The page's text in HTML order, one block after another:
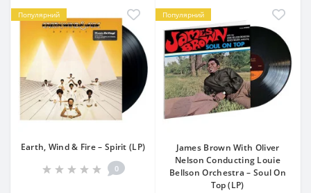
Популярний
Earth, Wind & Fire – Spirit (LP)
0
Популярний
James Brown With Oliver
Nelson Conducting Louie
Bellson Orchestra – Soul On
Top (LP)